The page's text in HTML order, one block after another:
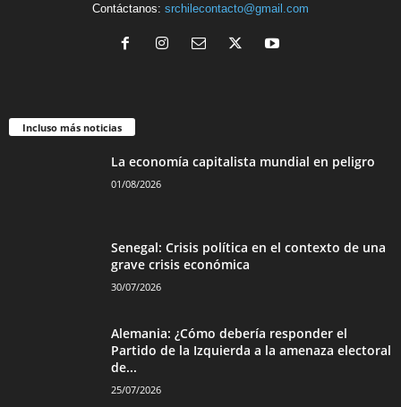
Contáctanos: srchilecontacto@gmail.com
Incluso más noticias
La economía capitalista mundial en peligro
01/08/2026
Senegal: Crisis política en el contexto de una
grave crisis económica
30/07/2026
Alemania: ¿Cómo debería responder el
Partido de la Izquierda a la amenaza electoral
de...
25/07/2026